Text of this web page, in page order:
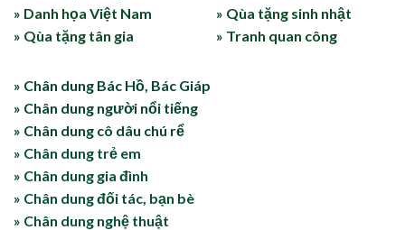
» Danh họa Việt Nam
» Qùa tặng tân gia
» Qùa tặng sinh nhật
» Tranh quan công
» Chân dung Bác Hồ, Bác Giáp
» Chân dung người nổi tiếng
» Chân dung cô dâu chú rể
» Chân dung trẻ em
» Chân dung gia đình
» Chân dung đối tác, bạn bè
» Chân dung nghệ thuật